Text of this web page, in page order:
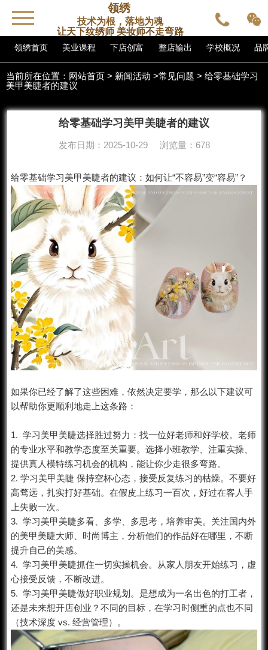
领绣
技术为根，落地为魂
让天下纹绣师 美妆师不走弯路
领绣首页 美业课程 下店创富 整店输出 学校概况 品
当前所在位置： 网站首页 > 新闻活动 >常见问题 > 给零基础学习
美甲美睫者的建议
给零基础学习美甲美睫者的建议
发布日期：2025-10-29 浏览量：678
给零基础学习美甲美睫者的建议：如何让“不容易”变“容易”？
如果你已经了解了这些困难，依然决定要学，那么以下建议可
以帮助你更顺利地走上这条路：
1. 学习美甲美睫选择胜过努力：找一位好老师和好学校。老师
的专业水平和教学态度至关重要。选择小班教学、注重实操、
提供真人模特练习机会的机构，能让你少走很多弯路。
2. 学习美甲美睫 保持空杯心态，接受反复练习的枯燥。不要好
高骛远，扎实打好基础。在假皮上练习一百次，好过在客人手
上失败一次。
3. 学习美甲美睫多看、多学、多思考，培养审美。关注国内外
的美甲美睫大师、时尚博主，分析他们的作品好在哪里，不断
提升自己的美感。
4. 学习美甲美睫抓住一切实操机会。从家人朋友开始练习，虚
心接受反馈，不断改进。
5. 学习美甲美睫做好职业规划。是想成为一名出色的打工者，
还是未来想开店创业？不同的目标，在学习时侧重的点也不同
（技术深度 vs. 经营管理）。